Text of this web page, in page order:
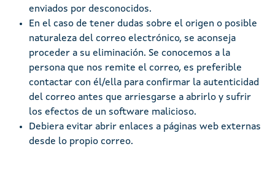
enviados por desconocidos.
En el caso de tener dudas sobre el origen o posible
naturaleza del correo electrónico, se aconseja
proceder a su eliminación. Se conocemos a la
persona que nos remite el correo, es preferible
contactar con él/ella para confirmar la autenticidad
del correo antes que arriesgarse a abrirlo y sufrir
los efectos de un software malicioso.
Debiera evitar abrir enlaces a páginas web externas
desde lo propio correo.